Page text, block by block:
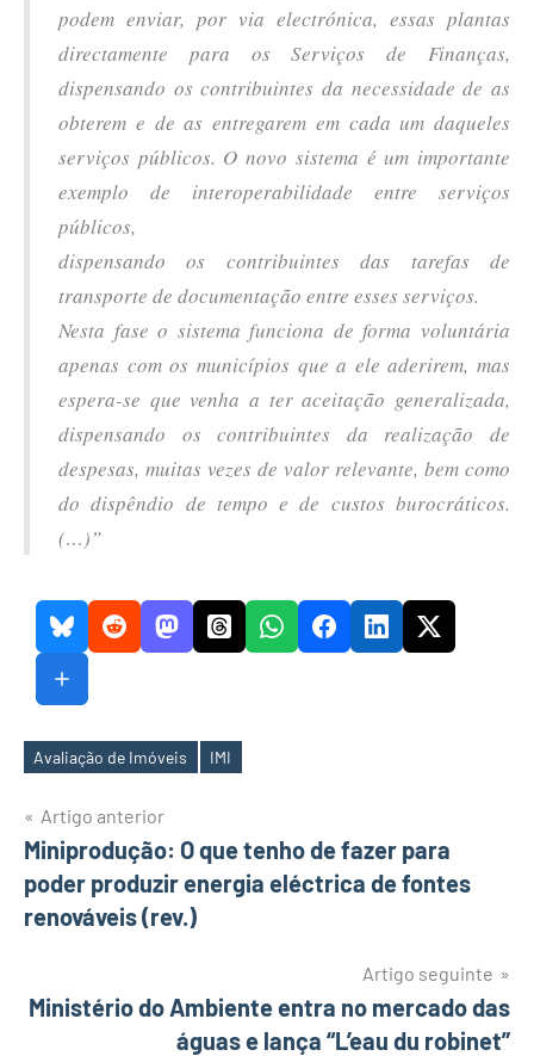
podem enviar, por via electrónica, essas plantas
directamente para os Serviços de Finanças,
dispensando os contribuintes da necessidade de as
obterem e de as entregarem em cada um daqueles
serviços públicos. O novo sistema é um importante
exemplo de interoperabilidade entre serviços
públicos,
dispensando os contribuintes das tarefas de
transporte de documentação entre esses serviços.
Nesta fase o sistema funciona de forma voluntária
apenas com os municípios que a ele aderirem, mas
espera-se que venha a ter aceitação generalizada,
dispensando os contribuintes da realização de
despesas, muitas vezes de valor relevante, bem como
do dispêndio de tempo e de custos burocráticos.
(…)”
Etiquetas
Avaliação de Imóveis IMI
Navegação
de
artigos
Artigo anterior
Miniprodução: O que tenho de fazer para
poder produzir energia eléctrica de fontes
renováveis (rev.)
Artigo seguinte
Ministério do Ambiente entra no mercado das
águas e lança “L’eau du robinet”